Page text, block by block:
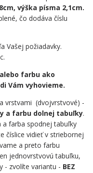
výška písma 2,1cm.
čo dodáva číslu
Vašej požiadavky.
farbu ako
Vám vyhovieme.
vrstvami (dvojvrstvové) -
a farbu dolnej tabuľky.
a farba spodnej tabuľky
číslice vidieť v striebornej
a preto farbu
jednovrstvovú tabuľku,
- zvolíte variantu - BEZ